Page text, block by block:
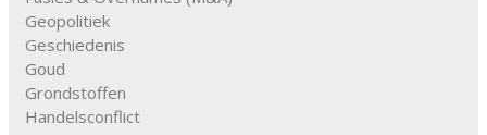
Geopolitiek
Geschiedenis
Goud
Grondstoffen
Handelsconflict